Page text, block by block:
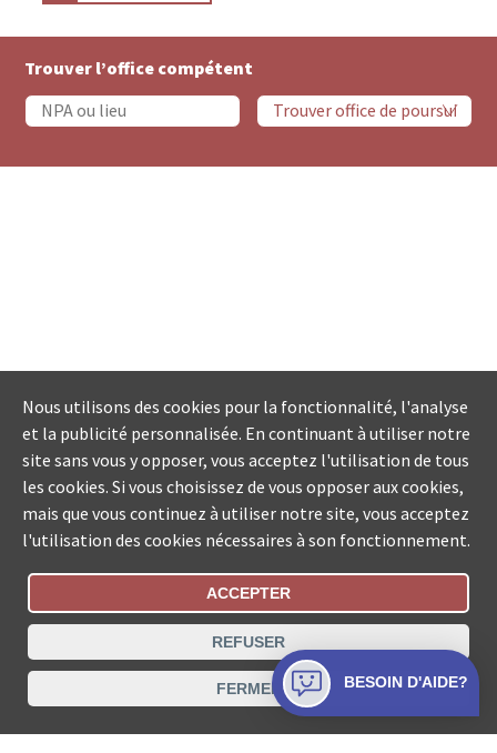
Trouver l’office compétent
Statut De La Commande
Recherche des offices de Suisse
Protection des données Mentions légales
Conditions d’utilisation Contact
Nous utilisons des cookies pour la fonctionnalité, l'analyse
et la publicité personnalisée. En continuant à utiliser notre
site sans vous y opposer, vous acceptez l'utilisation de tous
les cookies. Si vous choisissez de vous opposer aux cookies,
mais que vous continuez à utiliser notre site, vous acceptez
l'utilisation des cookies nécessaires à son fonctionnement.
ACCEPTER
REFUSER
FERMER BESOIN D'AIDE?